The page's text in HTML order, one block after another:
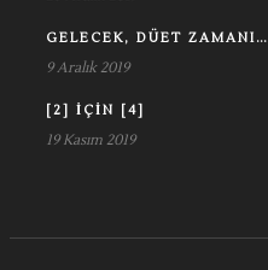
GELECEK, DÜET ZAMANI…
9 Aralık 2019
[2] IÇIN [4]
19 Kasım 2019